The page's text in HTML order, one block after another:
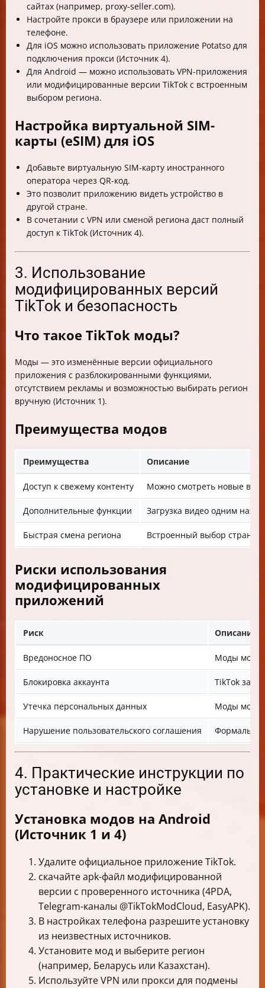
сайтах (например, proxy-seller.com).
Настройте прокси в браузере или приложении на
телефоне.
Для iOS можно использовать приложение Potatso для
подключения прокси (Источник 4).
Для Android — можно использовать VPN-приложения
или модифицированные версии TikTok с встроенным
выбором региона.
Настройка виртуальной SIM-
карты (eSIM) для iOS
Добавьте виртуальную SIM-карту иностранного
оператора через QR-код.
Это позволит приложению видеть устройство в
другой стране.
В сочетании с VPN или сменой региона даст полный
доступ к TikTok (Источник 4).
3. Использование
модифицированных версий
TikTok и безопасность
Что такое TikTok моды?
Моды — это изменённые версии официального
приложения с разблокированными функциями,
отсутствием рекламы и возможностью выбирать регион
вручную (Источник 1).
Преимущества модов
Преимущества Описание
Доступ к свежему контенту Можно смотреть новые
Дополнительные функции Загрузка видео одним
Быстрая смена региона Встроенный выбор страны
Риски использования
модифицированных
приложений
Риск Описание
Вредоносное ПО Моды
Блокировка аккаунта TikTok
Утечка персональных данных Моды могут
Нарушение пользовательского соглашения Формально
4. Практические инструкции по
установке и настройке
Установка модов на Android
(Источник 1 и 4)
Удалите официальное приложение TikTok.
скачайте apk-файл модифицированной
версии с проверенного источника (4PDA,
Telegram-каналы @TikTokModCloud, EasyAPK).
В настройках телефона разрешите установку
из неизвестных источников.
Установите мод и выберите регион
(например, Беларусь или Казахстан).
Используйте VPN или прокси для подмены